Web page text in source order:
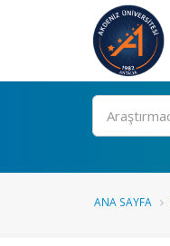
Ara
ANA SAYFA